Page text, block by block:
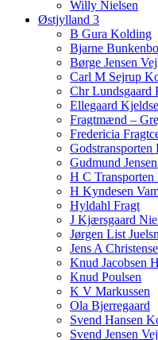
Willy Nielsen
Østjylland 3
B Gura Kolding
Bjarne
Børge Jensen
Carl M Sejrup
Chr Lundsgaard
Ellegaard
Fragtmænd –
Fredericia
Gudmund
H C Transporten
H Kyndesen
Hyldahl Fragt
J Kjærsgaard
Jørgen List
Jens A
Knud Jacobsen
Knud Poulsen
K V Markussen
Ola Bjerregaard
Svend Hansen
Svend Jensen